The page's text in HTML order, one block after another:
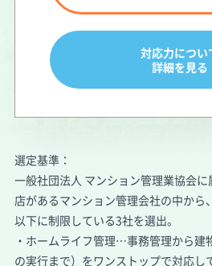
対応力につい
詳細を見る
選定基準：
一般社団法人 マンション管理業協会
店があるマンション管理会社の中から
以下に制限している3社を選出。
・ホームライフ管理…事務管理から建
の実行まで）をワンストップで対応し